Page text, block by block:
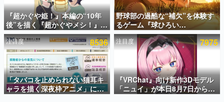
アプリセール情報
インタビュー
連載・特集一覧
殿堂入り記事
SNS拡散数が数千以上！ ページビュー数万以上！ などな
ど。多くの人々に読まれた、電ファミ渾身の“殿堂入り”記
事をまとめました。
『超かぐや姫！』本編の“10年
後”を描く『超かぐやメシ！』
Web連載決定。新たなWebマン
ガレーベル「ビビビコミック」
にて特別話が掲載スタート、あ
のお話には…まだ続きがある！
野球部の過酷な“補欠”を体験す
るゲーム『球ひろい
Simulator』が「1件」のウィッ
シュリストをもとにチェコ語に
対応しSNSで話題に。『キング
ダム・カム』開発元やチェコの
プロ野球選手から称賛の声
注目度 8536
「タバコを止められない猫耳キ
ャラを描く深夜枠アニメ」に視
聴者の一部から批判意見。違法
注目度 7975
『VRChat』向け新作3Dモデル
「ニュイ」が本日8月7日から
BOOTHにて発売。瞳に光る星